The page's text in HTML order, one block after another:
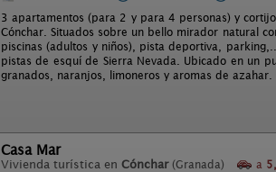
3 apartamentos (para 2 y para 4 personas) y
Cónchar. Situados sobre un bello mirador natural
piscinas (adultos y niños), pista deportiva,
pistas de esquí de Sierra Nevada. Ubicado en un
granados, naranjos, limoneros y aromas de azahar.
Casa Mar
Vivienda turística en Cónchar (Granada) a